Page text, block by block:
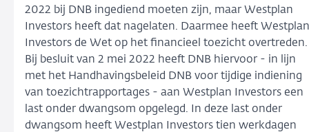
2022 bij DNB ingediend moeten zijn, maar Westplan
Investors heeft dat nagelaten. Daarmee heeft Westplan
Investors de Wet op het financieel toezicht overtreden.
Bij besluit van 2 mei 2022 heeft DNB hiervoor - in lijn
met het Handhavingsbeleid DNB voor tijdige indiening
van toezichtrapportages - aan Westplan Investors een
last onder dwangsom opgelegd. In deze last onder
dwangsom heeft Westplan Investors tien werkdagen